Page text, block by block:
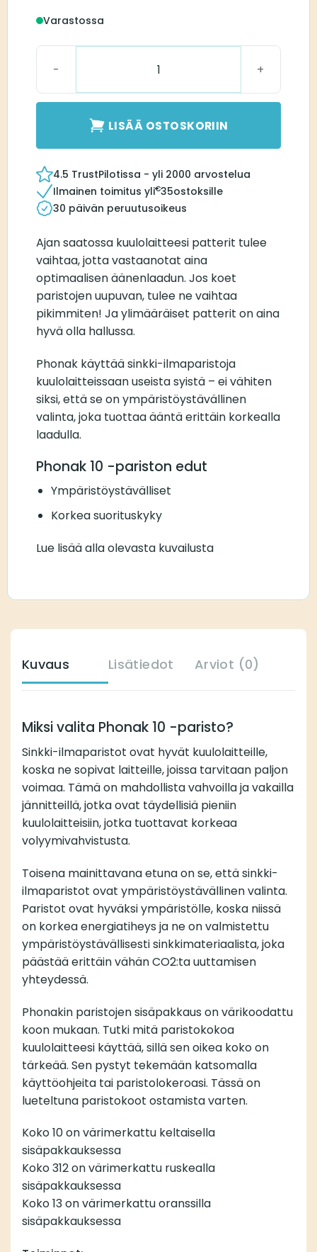
Varastossa
LISÄÄ OSTOSKORIIN
4.5 TrustPilotissa - yli 2000 arvostelua
Ilmainen toimitus yli€35ostoksille
30 päivän peruutusoikeus
Ajan saatossa kuulolaitteesi patterit tulee
vaihtaa, jotta vastaanotat aina
optimaalisen äänenlaadun. Jos koet
paristojen uupuvan, tulee ne vaihtaa
pikimmiten! Ja ylimääräiset patterit on aina
hyvä olla hallussa.
Phonak käyttää sinkki-ilmaparistoja
kuulolaitteissaan useista syistä – ei vähiten
siksi, että se on ympäristöystävällinen
valinta, joka tuottaa ääntä erittäin korkealla
laadulla.
Phonak 10 -pariston edut
Ympäristöystävälliset
Korkea suorituskyky
Lue lisää alla olevasta kuvailusta
Kuvaus Lisätiedot Arviot (0)
Miksi valita Phonak 10 -paristo?
Sinkki-ilmaparistot ovat hyvät kuulolaitteille,
koska ne sopivat laitteille, joissa tarvitaan paljon
voimaa. Tämä on mahdollista vahvoilla ja vakailla
jännitteillä, jotka ovat täydellisiä pieniin
kuulolaitteisiin, jotka tuottavat korkeaa
volyymivahvistusta.
Toisena mainittavana etuna on se, että sinkki-
ilmaparistot ovat ympäristöystävällinen valinta.
Paristot ovat hyväksi ympäristölle, koska niissä
on korkea energiatiheys ja ne on valmistettu
ympäristöystävällisesti sinkkimateriaalista, joka
päästää erittäin vähän CO2:ta uuttamisen
yhteydessä.
Phonakin paristojen sisäpakkaus on värikoodattu
koon mukaan. Tutki mitä paristokokoa
kuulolaitteesi käyttää, sillä sen oikea koko on
tärkeää. Sen pystyt tekemään katsomalla
käyttöohjeita tai paristolokeroasi. Tässä on
lueteltuna paristokoot ostamista varten.
Koko 10 on värimerkattu keltaisella
sisäpakkauksessa
Koko 312 on värimerkattu ruskealla
sisäpakkauksessa
Koko 13 on värimerkattu oranssilla
sisäpakkauksessa